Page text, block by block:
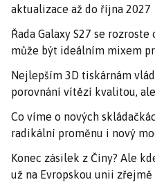
aktualizace až do října 2027
Řada Galaxy S27 se
může být ideálním mixem
Nejlepším 3D tiskárnám
porovnání vítězí kvalitou,
Co víme o nových
radikální proměnu i nový
Konec zásilek z Číny? Ale
už na Evropskou unii zřejmě